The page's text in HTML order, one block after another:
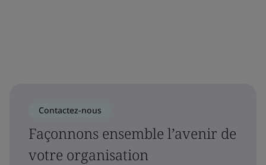
Contactez-nous
Façonnons ensemble l’avenir de
votre organisation